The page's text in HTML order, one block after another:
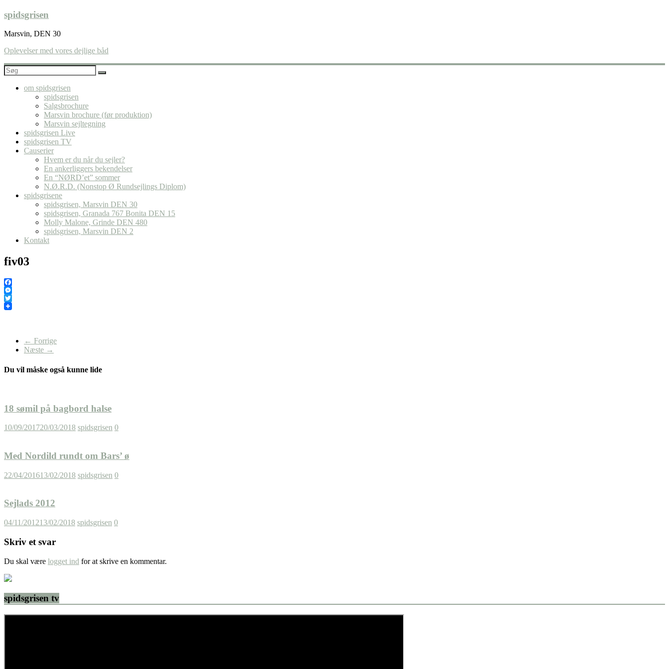
Skip
to
content
spidsgrisen
Marsvin, DEN 30
Oplevelser med vores dejlige båd
om spidsgrisen
spidsgrisen
Salgsbrochure
Marsvin brochure (før produktion)
Marsvin sejltegning
spidsgrisen Live
spidsgrisen TV
Causerier
Hvem er du når du sejler?
En ankerliggers bekendelser
En “NØRD’et” sommer
N.Ø.R.D. (Nonstop Ø Rundsejlings Diplom)
spidsgrisene
spidsgrisen, Marsvin DEN 30
spidsgrisen, Granada 767 Bonita DEN 15
Molly Malone, Grinde DEN 480
spidsgrisen, Marsvin DEN 2
Kontakt
fiv03
Facebook
Messenger
Twitter
← Forrige
Næste →
Du vil måske også kunne lide
18 sømil på bagbord halse
10/09/201720/03/2018 spidsgrisen 0
Med Nordild rundt om Bars’ ø
22/04/201613/02/2018 spidsgrisen 0
Sejlads 2012
04/11/201213/02/2018 spidsgrisen 0
Skriv et svar
Du skal være logget ind for at skrive en kommentar.
spidsgrisen tv